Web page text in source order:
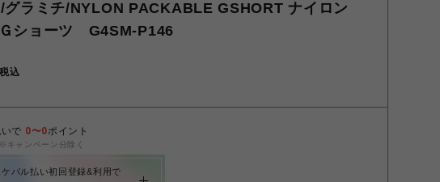
グラミチ/NYLON PACKABLE GSHORT ナイロン
ショーツ G4SM-P146
税込
で 0〜0ポイント
キャンペーン分除く
パル払い初回登録&利用で